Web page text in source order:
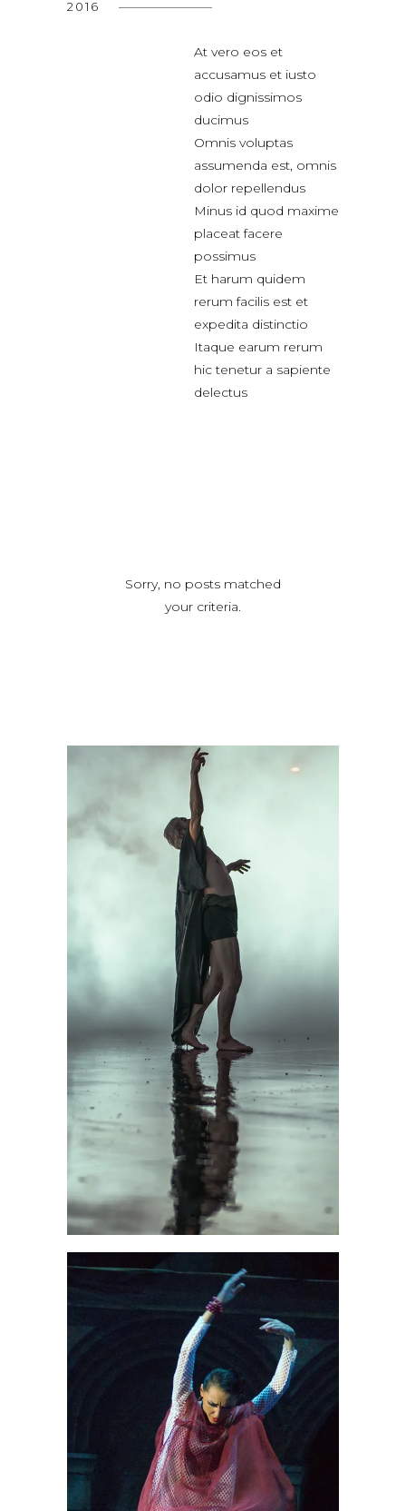
2016
At vero eos et
accusamus et iusto
odio dignissimos
ducimus
Omnis voluptas
assumenda est, omnis
dolor repellendus
Minus id quod maxime
placeat facere
possimus
Et harum quidem
rerum facilis est et
expedita distinctio
Itaque earum rerum
hic tenetur a sapiente
delectus
Sorry, no posts matched
your criteria.